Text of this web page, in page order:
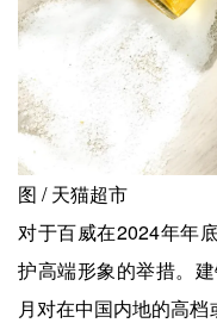
图 / 天猫超市
对于百威在2024年年
护高端形象的举措。
月对在中国内地的高